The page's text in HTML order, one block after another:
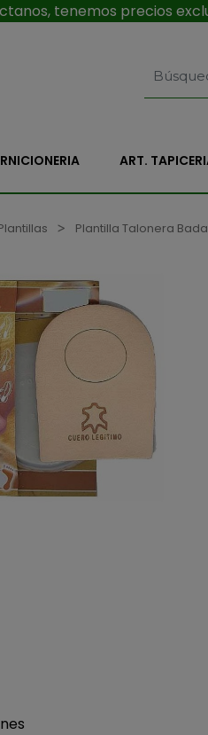
tenemos precios
ART.
Plantilla Talonera